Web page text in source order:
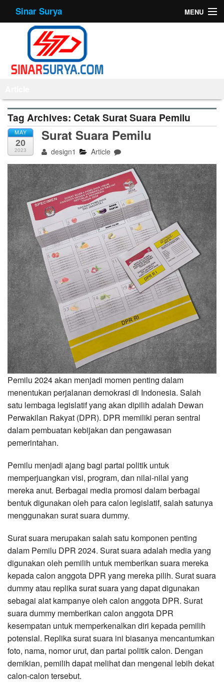
Sinar Surya MENU
About Us
Offset Printing
Mesin
Tips
Contact Us
Tag Archives: Cetak Surat Suara Pemilu
MAY
20
2023
Surat Suara Pemilu
design1 Article
Pemilu 2024 akan menjadi momen penting dalam
menentukan perjalanan demokrasi di Indonesia. Salah
satu lembaga legislatif yang akan dipilih adalah Dewan
Perwakilan Rakyat (DPR). DPR memiliki peran sentral
dalam pembuatan kebijakan dan pengawasan
pemerintahan.
Pemilu menjadi ajang bagi partai politik untuk
memperjuangkan visi, program, dan nilai-nilai yang
mereka anut. Berbagai media promosi dalam berbagai
bentuk digunakan oleh para calon legislatif, salah satunya
menggunakan surat suara dummy.
Surat suara merupakan salah satu komponen penting
dalam Pemilu DPR 2024. Surat suara adalah media yang
digunakan oleh pemilih untuk memberikan suara mereka
kepada calon anggota DPR yang mereka pilih. Surat suara
dummy atau replika surat suara yang dapat digunakan
sebagai alat kampanye oleh calon anggota DPR. Surat
suara dummy memberikan calon anggota DPR
kesempatan untuk memperkenalkan diri kepada pemilih
potensial. Replika surat suara ini biasanya mencantumkan
foto, nama, nomor urut, dan partai politik calon. Dengan
demikian, pemilih dapat melihat dan mengenal lebih dekat
calon-calon tersebut.